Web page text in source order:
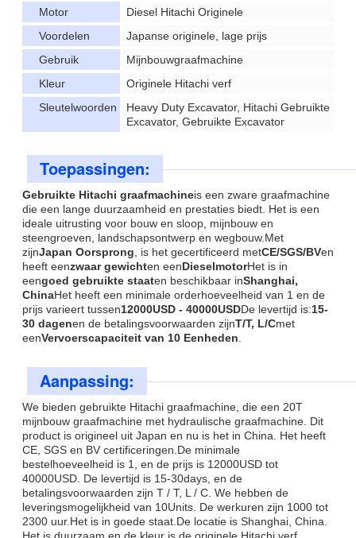
Motor
Diesel Hitachi Originele
Voordelen
Japanse originele, lage prijs
Gebruik
Mijnbouwgraafmachine
Kleur
Originele Hitachi verf
Sleutelwoorden
Heavy Duty Excavator, Hitachi Gebruikte
Excavator, Gebruikte Excavator
Toepassingen:
Gebruikte Hitachi graafmachineis een zware graafmachine
die een lange duurzaamheid en prestaties biedt. Het is een
ideale uitrusting voor bouw en sloop, mijnbouw en
steengroeven, landschapsontwerp en wegbouw.Met
zijnJapan Oorsprong, is het gecertificeerd metCE/SGS/BVen
heeft eenzwaar gewichten eenDieselmotorHet is in
eengoed gebruikte staaten beschikbaar inShanghai,
ChinaHet heeft een minimale orderhoeveelheid van 1 en de
prijs varieert tussen12000USD - 40000USDDe levertijd is:15-
30 dagenen de betalingsvoorwaarden zijnT/T, L/Cmet
eenVervoerscapaciteit van 10 Eenheden.
Aanpassing:
We bieden gebruikte Hitachi graafmachine, die een 20T
mijnbouw graafmachine met hydraulische graafmachine. Dit
product is origineel uit Japan en nu is het in China. Het heeft
CE, SGS en BV certificeringen.De minimale
bestelhoeveelheid is 1, en de prijs is 12000USD tot
40000USD. De levertijd is 15-30days, en de
betalingsvoorwaarden zijn T / T, L / C. We hebben de
leveringsmogelijkheid van 10Units. De werkuren zijn 1000 tot
2300 uur.Het is in goede staat.De locatie is Shanghai, China.